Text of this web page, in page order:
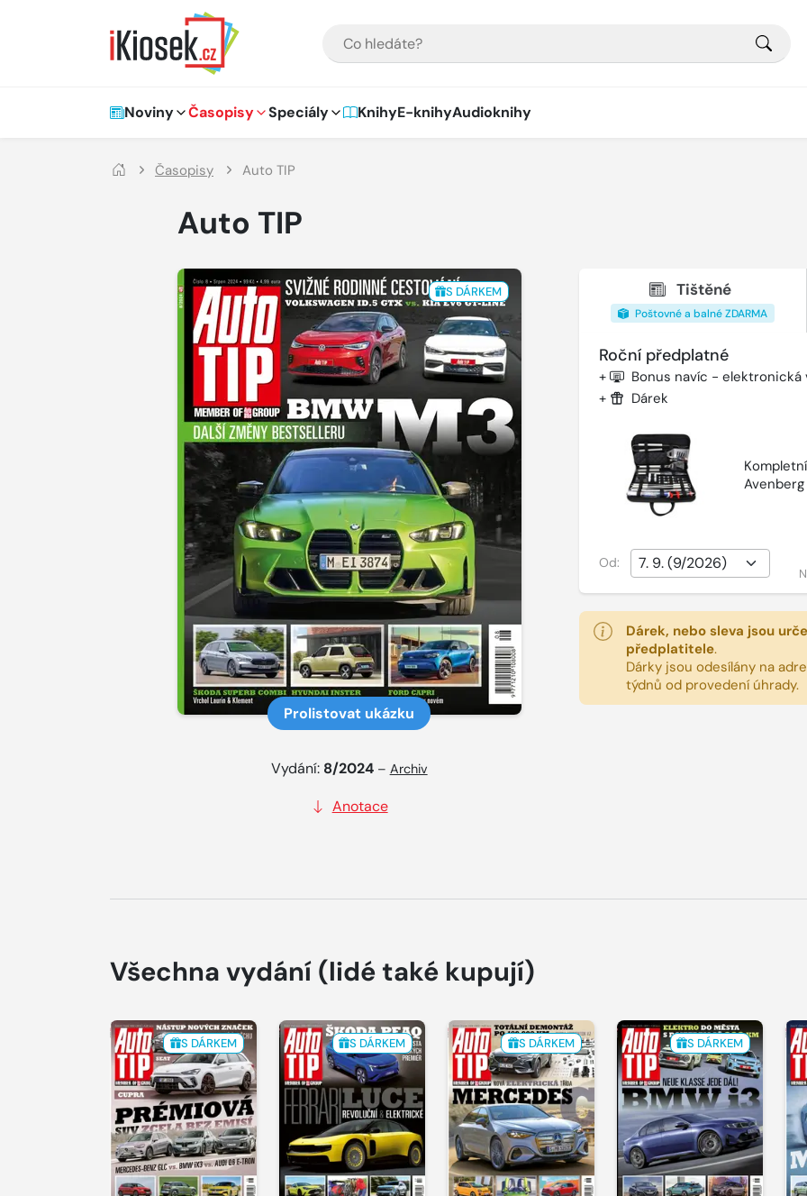
Hlavní navigace
Noviny Časopisy Speciály KnihyE-knihyAudioknihy
Časopisy Auto TIP
Auto TIP
S DÁRKEM
Prolistovat ukázku
Vydání: 8/2024 – Archiv
Anotace
Tištěné
Poštovné a balné ZDARMA
Roční předplatné
+ Bonus navíc - elektronická
+ Dárek
Avenberg
Od:
Dárek, nebo sleva jsou
předplatitele.
Dárky jsou odesílány na
týdnů od provedení úhrady.
Všechna vydání (lidé také kupují)
S DÁRKEM S DÁRKEM S DÁRKEM S DÁRKEM